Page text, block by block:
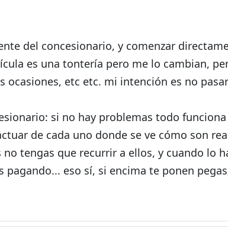
del concesionario, y comenzar
es una tontería pero me lo cambian,
ocasiones, etc etc. mi intención es no
si no hay problemas todo
de cada uno donde se ve cómo son
tengas que recurrir a ellos, y cuando lo
eso sí, si encima te ponen